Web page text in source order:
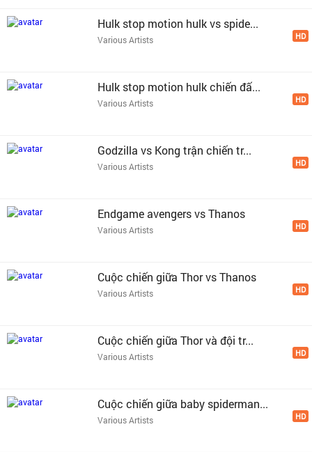
Hulk stop motion hulk vs spide...
Various Artists HD
Hulk stop motion hulk chiến đấ...
Various Artists HD
Godzilla vs Kong trận chiến tr...
Various Artists HD
Endgame avengers vs Thanos
Various Artists HD
Cuộc chiến giữa Thor vs Thanos
Various Artists HD
Cuộc chiến giữa Thor và đội tr...
Various Artists HD
Cuộc chiến giữa baby spiderman...
Various Artists HD